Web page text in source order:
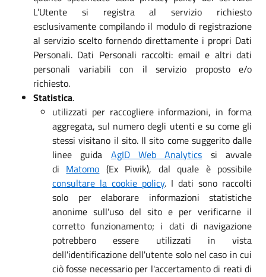
L’Utente si registra al servizio richiesto
esclusivamente compilando il modulo di registrazione
al servizio scelto fornendo direttamente i propri Dati
Personali. Dati Personali raccolti: email e altri dati
personali variabili con il servizio proposto e/o
richiesto.
Statistica.
utilizzati per raccogliere informazioni, in forma
aggregata, sul numero degli utenti e su come gli
stessi visitano il sito. Il sito come suggerito dalle
linee guida AgID Web Analytics si avvale
di Matomo (Ex Piwik), dal quale è possibile
consultare la cookie policy. I dati sono raccolti
solo per elaborare informazioni statistiche
anonime sull'uso del sito e per verificarne il
corretto funzionamento; i dati di navigazione
potrebbero essere utilizzati in vista
dell'identificazione dell'utente solo nel caso in cui
ciò fosse necessario per l'accertamento di reati di